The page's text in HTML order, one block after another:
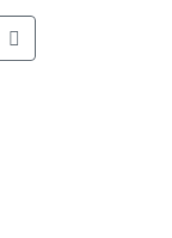
Buscar